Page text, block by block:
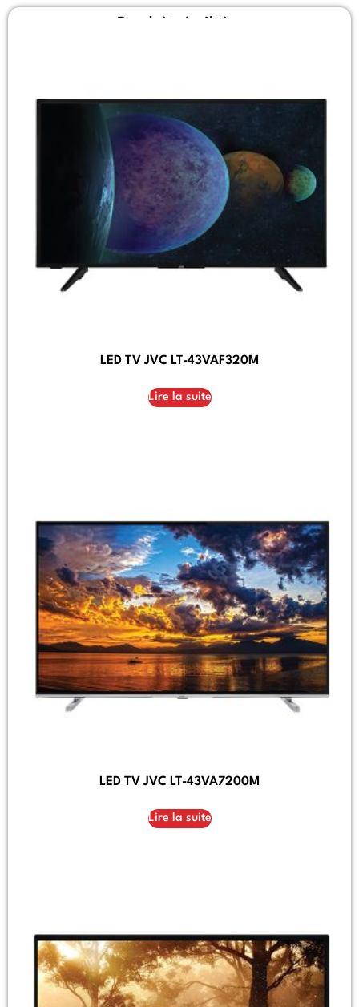
LED TV JVC LT-43VAF320M
Lire la suite
LED TV JVC LT-43VA7200M
Lire la suite